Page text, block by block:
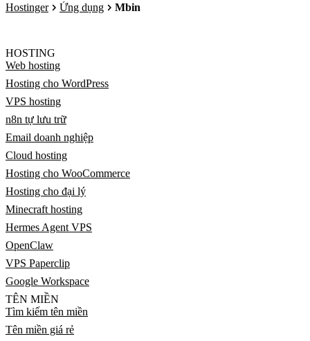
Hostinger Ứng dụng Mbin
HOSTING
Web hosting
Hosting cho WordPress
VPS hosting
n8n tự lưu trữ
Email doanh nghiệp
Cloud hosting
Hosting cho WooCommerce
Hosting cho đại lý
Minecraft hosting
Hermes Agent VPS
OpenClaw
VPS Paperclip
Google Workspace
TÊN MIỀN
Tìm kiếm tên miền
Tên miền giá rẻ